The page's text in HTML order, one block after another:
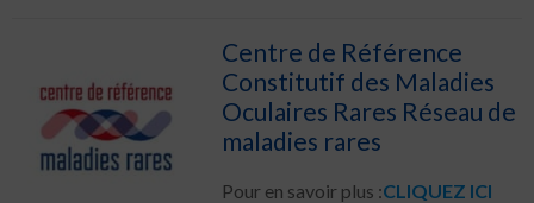
Centre de Référence
Constitutif des Maladies
Oculaires Rares Réseau de
maladies rares
Pour en savoir plus :CLIQUEZ ICI